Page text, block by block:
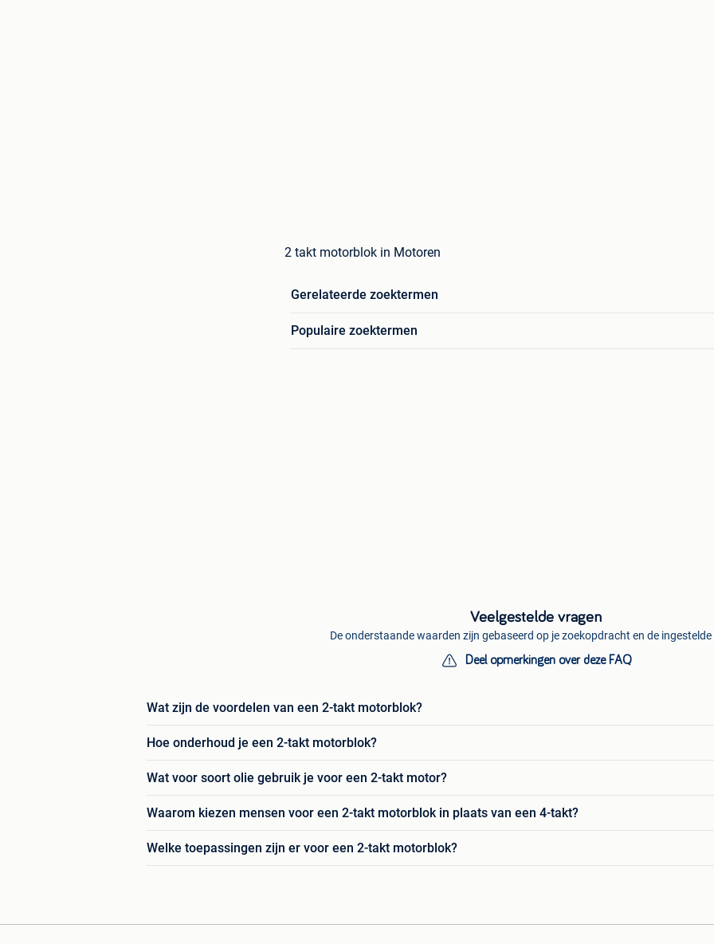
2 takt motorblok in Motoren
Gerelateerde zoektermen
Populaire zoektermen
Veelgestelde vragen
De onderstaande waarden zijn gebaseerd op je zoekopdracht en de
Deel opmerkingen over deze FAQ
Wat zijn de voordelen van een 2-takt motorblok?
Hoe onderhoud je een 2-takt motorblok?
Wat voor soort olie gebruik je voor een 2-takt motor?
Waarom kiezen mensen voor een 2-takt motorblok in plaats van een 4-takt?
Welke toepassingen zijn er voor een 2-takt motorblok?